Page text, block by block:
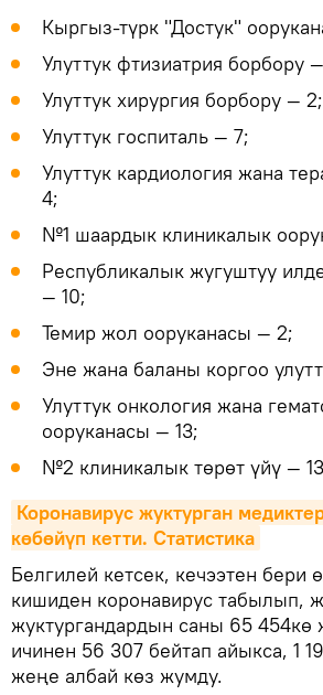
Кыргыз-түрк "Достук"
Улуттук фтизиатрия борбору
Улуттук хирургия борбору — 2;
Улуттук госпиталь — 7;
Улуттук кардиология жана
4;
№1 шаардык клиникалык
Республикалык жугуштуу
— 10;
Темир жол ооруканасы — 2;
Эне жана баланы коргоо
Улуттук онкология жана
ооруканасы — 13;
№2 клиникалык төрөт үйү —
Коронавирус жуктурган
көбөйүп кетти. Статистика
Белгилей кетсек, кечээтен бери
кишиден коронавирус табылып,
жуктургандардын саны 65 454кө
ичинен 56 307 бейтап айыкса, 1
жеңе албай көз жумду.